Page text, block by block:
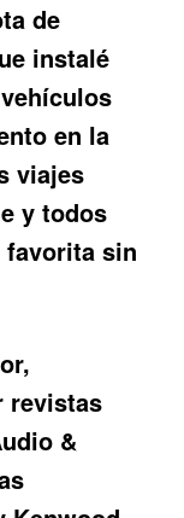
de
instalé
en la
viajes
y todos
favorita sin
revistas
&